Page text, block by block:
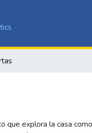
que explora la casa